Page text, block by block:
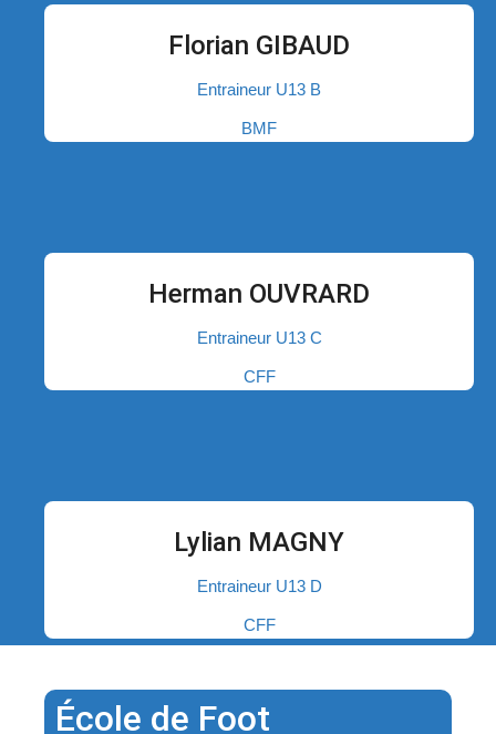
Florian GIBAUD
Entraineur U13 B
BMF
Herman OUVRARD
Entraineur U13 C
CFF
Lylian MAGNY
Entraineur U13 D
CFF
École de Foot